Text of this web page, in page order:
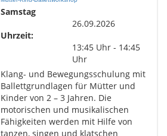
Samstag
26.09.2026
Uhrzeit:
13:45 Uhr - 14:45
Uhr
Klang- und Bewegungsschulung mit
Ballettgrundlagen für Mütter und
Kinder von 2 – 3 Jahren. Die
motorischen und musikalischen
Fähigkeiten werden mit Hilfe von
tanzen, singen und klatschen